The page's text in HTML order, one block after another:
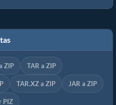
ZIP TAR a ZIP
TAR.XZ a ZIP JAR a ZIP
PIZ